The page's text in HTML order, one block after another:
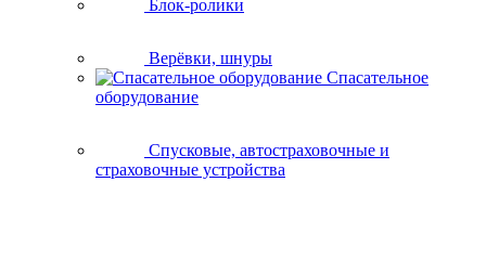
Блок-ролики
Верёвки, шнуры
Спасательное
оборудование
Спусковые, автостраховочные и
страховочные устройства